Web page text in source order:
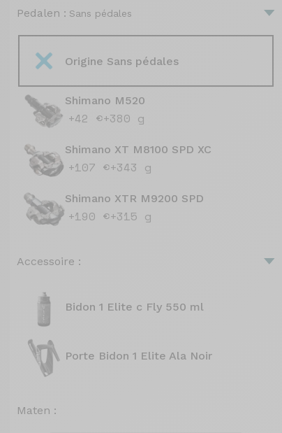
Pedalen : Sans pédales
Origine Sans pédales
Shimano M520
+42 €+380 g
Shimano XT M8100 SPD XC
+107 €+343 g
Shimano XTR M9200 SPD
+190 €+315 g
Accessoire :
Bidon 1 Elite c Fly 550 ml
Porte Bidon 1 Elite Ala Noir
Maten :